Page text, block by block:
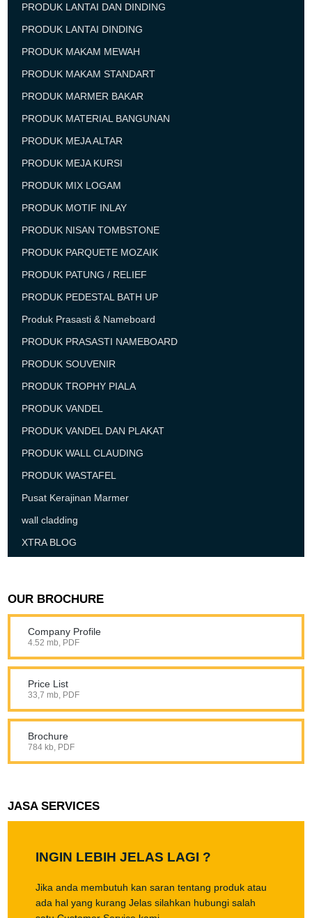
PRODUK LANTAI DAN DINDING
PRODUK LANTAI DINDING
PRODUK MAKAM MEWAH
PRODUK MAKAM STANDART
PRODUK MARMER BAKAR
PRODUK MATERIAL BANGUNAN
PRODUK MEJA ALTAR
PRODUK MEJA KURSI
PRODUK MIX LOGAM
PRODUK MOTIF INLAY
PRODUK NISAN TOMBSTONE
PRODUK PARQUETE MOZAIK
PRODUK PATUNG / RELIEF
PRODUK PEDESTAL BATH UP
Produk Prasasti & Nameboard
PRODUK PRASASTI NAMEBOARD
PRODUK SOUVENIR
PRODUK TROPHY PIALA
PRODUK VANDEL
PRODUK VANDEL DAN PLAKAT
PRODUK WALL CLAUDING
PRODUK WASTAFEL
Pusat Kerajinan Marmer
wall cladding
XTRA BLOG
OUR BROCHURE
Company Profile
4.52 mb, PDF
Price List
33,7 mb, PDF
Brochure
784 kb, PDF
JASA SERVICES
INGIN LEBIH JELAS LAGI ?
Jika anda membutuh kan saran tentang produk atau
ada hal yang kurang Jelas silahkan hubungi salah